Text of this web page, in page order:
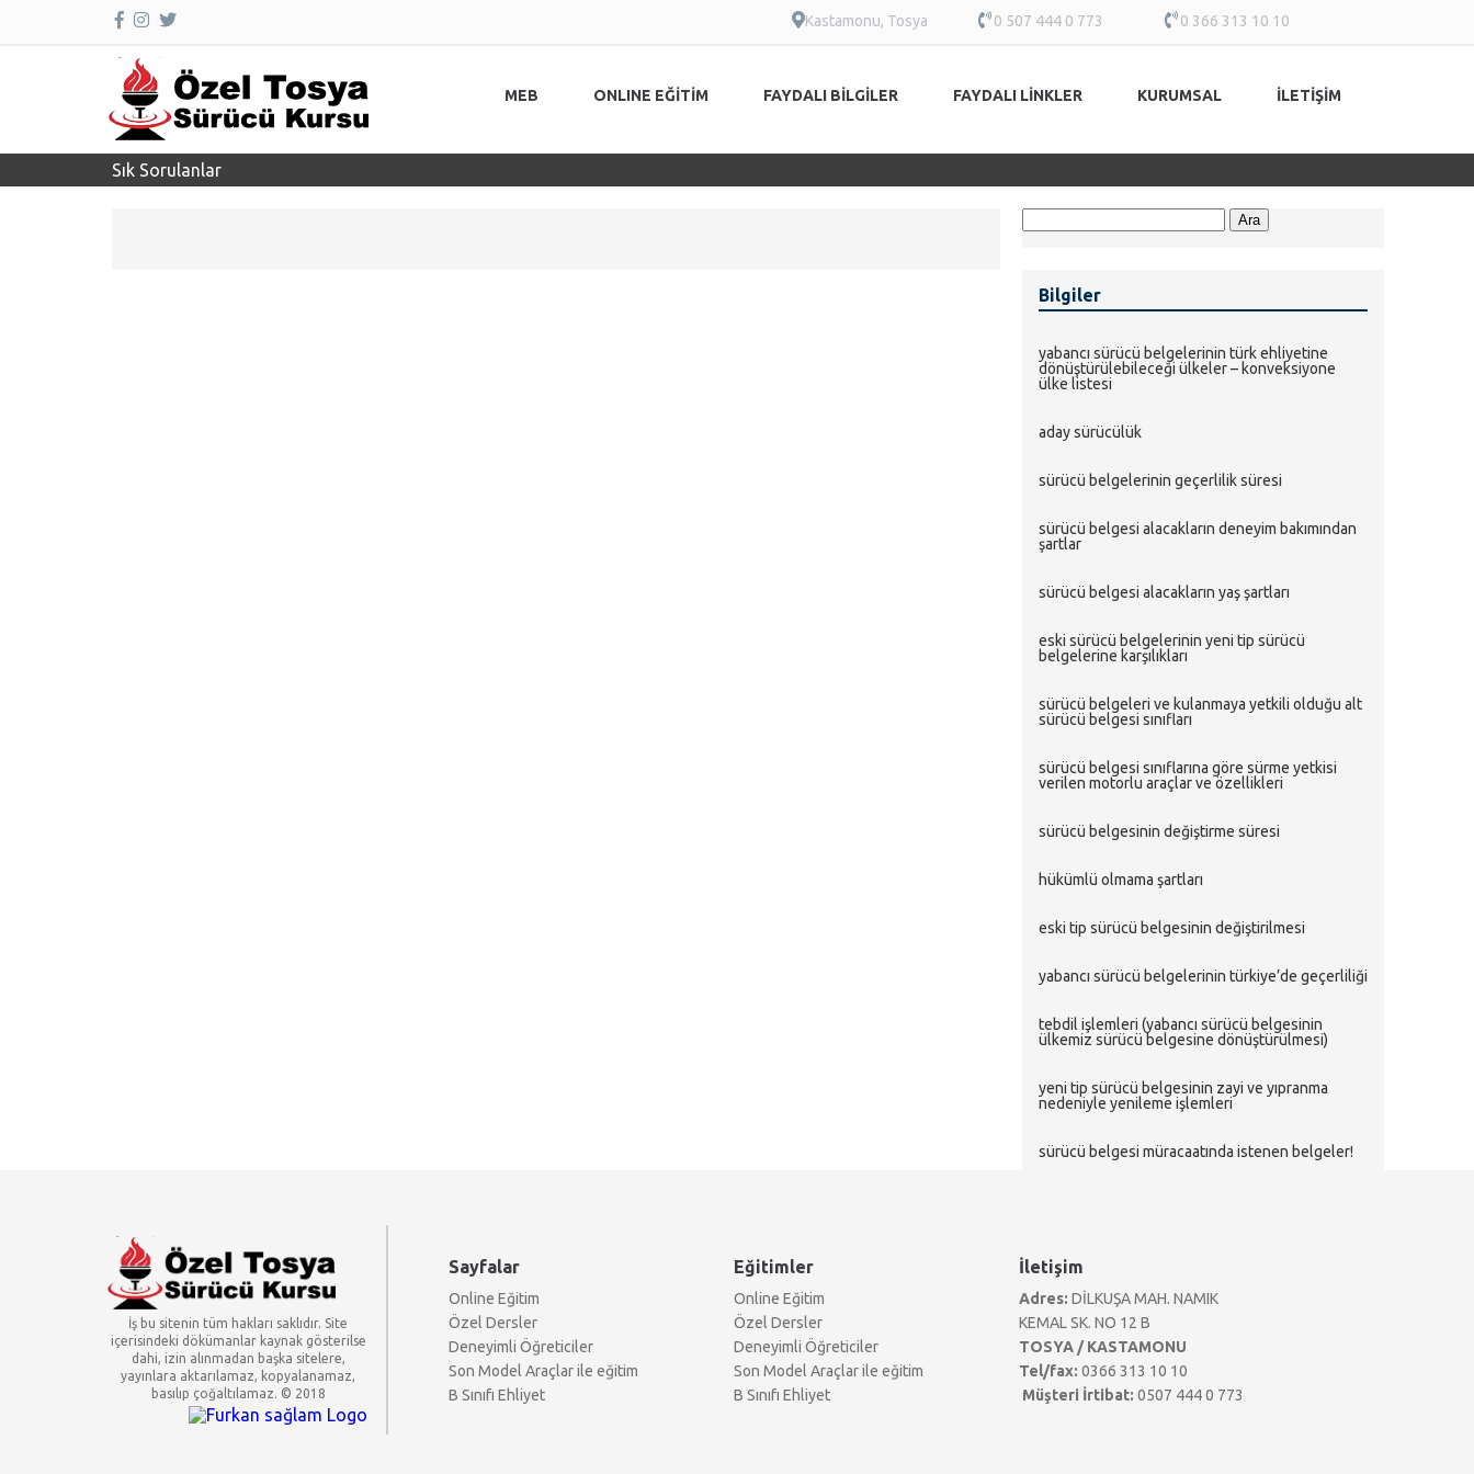
Kastamonu, Tosya 0 507 444 0 773 0 366 313 10 10
MEB ONLINE EĞİTİM FAYDALI BİLGİLER FAYDALI LINKLER KURUMSAL İLETIŞIM
Sık Sorulanlar
Arama:
Bilgiler
yabanci sürücü belgeleri̇ni̇n türk ehli̇yeti̇ne
dönüştürülebi̇leceği̇ ülkeler – konveksi̇yone
ülke li̇stesi̇
aday sürücülük
sürücü belgeleri̇ni̇n geçerli̇li̇k süresi̇
sürücü belgesi̇ alacaklarin deneyi̇m bakimindan
şartlar
sürücü belgesi̇ alacaklarin yaş şartlari
eski̇ sürücü belgeleri̇ni̇n yeni̇ ti̇p sürücü
belgeleri̇ne karşiliklari
sürücü belgeleri̇ ve kulanmaya yetki̇li̇ olduğu alt
sürücü belgesi̇ siniflari
sürücü belgesi̇ siniflarina göre sürme yetki̇si̇
veri̇len motorlu araçlar ve özelli̇kleri̇
sürücü belgesi̇ni̇n deği̇şti̇rme süresi̇
hükümlü olmama şartlari
eski tip sürücü belgesinin değiştirilmesi
yabancı sürücü belgelerinin türkiye’de geçerliliği
tebdil i̇şlemleri (yabancı sürücü belgesinin
ülkemiz sürücü belgesine dönüştürülmesi)
yeni tip sürücü belgesinin zayi ve yıpranma
nedeniyle yenileme i̇şlemleri
sürücü belgesi̇ müracaatinda i̇stenen belgeler!
İş bu sitenin tüm hakları saklıdır. Site
içerisindeki dökümanlar kaynak gösterilse
dahi, izin alınmadan başka sitelere,
yayınlara aktarılamaz, kopyalanamaz,
basılıp çoğaltılamaz. © 2018
Sayfalar
Online Eğitim
Özel Dersler
Deneyimli Öğreticiler
Son Model Araçlar ile eğitim
B Sınıfı Ehliyet
Eğitimler
Online Eğitim
Özel Dersler
Deneyimli Öğreticiler
Son Model Araçlar ile eğitim
B Sınıfı Ehliyet
İletişim
Adres: DİLKUŞA MAH. NAMIK
KEMAL SK. NO 12 B
TOSYA / KASTAMONU
Tel/fax: 0366 313 10 10
Müşteri İrtibat: 0507 444 0 773